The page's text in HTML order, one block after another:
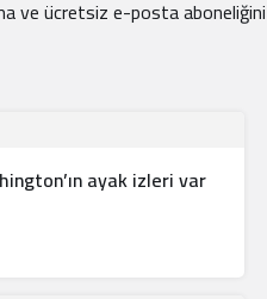
ve ücretsiz e-posta
ayak izleri var